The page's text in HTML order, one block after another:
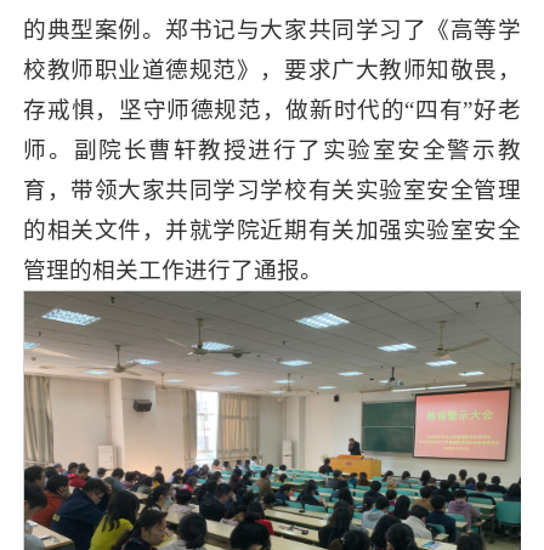
的典型案例。郑书记与大家共同学习了《高等学
校教师职业道德规范》，要求广大教师知敬畏，
存戒惧，坚守师德规范，做新时代的“四有”好老
师。副院长曹轩教授进行了实验室安全警示教
育，带领大家共同学习学校有关实验室安全管理
的相关文件，并就学院近期有关加强实验室安全
管理的相关工作进行了通报。